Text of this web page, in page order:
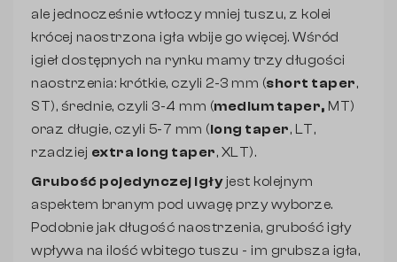
ale jednocześnie wtłoczy mniej tuszu, z kolei
krócej naostrzona igła wbije go więcej. Wśród
igieł dostępnych na rynku mamy trzy długości
naostrzenia: krótkie, czyli 2-3 mm (short taper,
ST), średnie, czyli 3-4 mm (medium taper, MT)
oraz długie, czyli 5-7 mm (long taper, LT,
rzadziej extra long taper, XLT).
Grubość pojedynczej igłyjest kolejnym
aspektem branym pod uwagę przy wyborze.
Podobnie jak długość naostrzenia, grubość igły
wpływa na ilość wbitego tuszu - im grubsza igła,